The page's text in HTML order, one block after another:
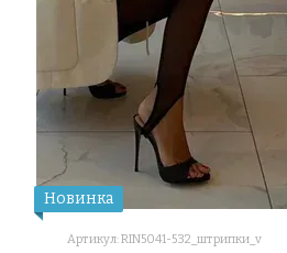
Новинка
Артикул: RIN5041-532_штрипки_v